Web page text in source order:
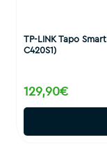
TP-LINK Tapo
C420S1)
129,90€